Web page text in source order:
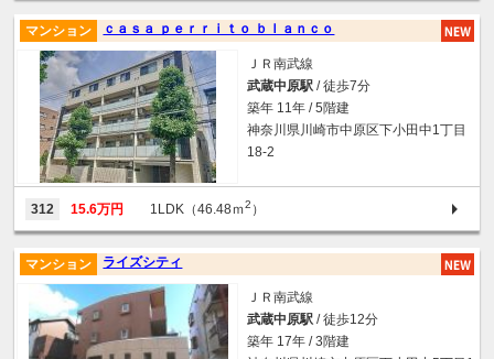
ｃａｓａ ｐｅｒｒｉｔｏ ｂｌａｎｃｏ
マンション
ＪＲ南武線
武蔵中原駅 / 徒歩7分
築年 11年 / 5階建
神奈川県川崎市中原区下小田中1丁目
18-2
312 15.6万円 1LDK（46.48ｍ2 ）
ライズシティ
マンション
ＪＲ南武線
武蔵中原駅 / 徒歩12分
築年 17年 / 3階建